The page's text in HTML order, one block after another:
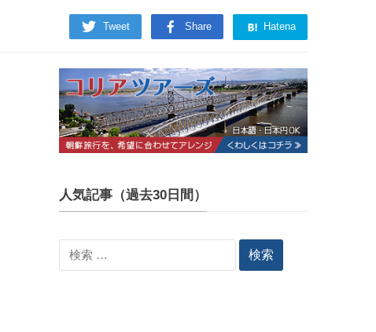
Tweet Share Hatena
人気記事（過去30日間）
検